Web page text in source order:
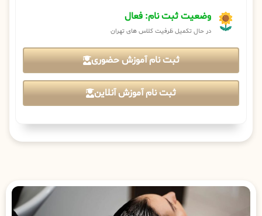
وضعیت ثبت نام: فعال
در حال تکمیل ظرفیت کلاس های تهران
ثبت نام آموزش حضوری
ثبت نام آموزش آنلاین